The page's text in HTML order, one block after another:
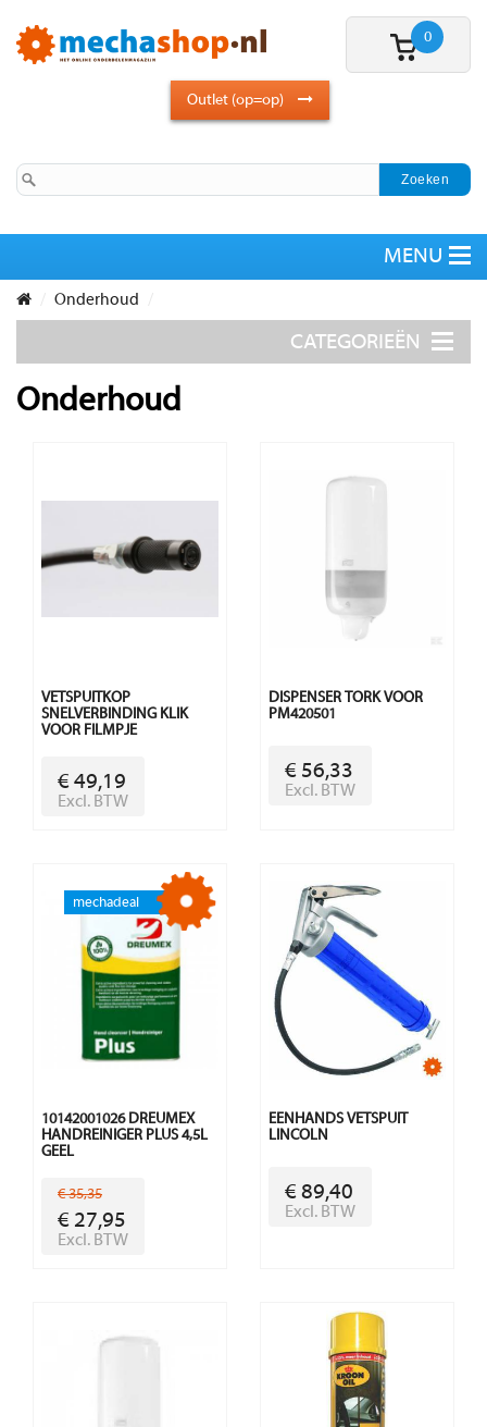
0
Outlet (op=op)
Onderhoud
Onderhoud
VETSPUITKOP
SNELVERBINDING KLIK
VOOR FILMPJE
€ 49,19
Excl. BTW
DISPENSER TORK VOOR
PM420501
€ 56,33
Excl. BTW
10142001026 DREUMEX
HANDREINIGER PLUS 4,5L
GEEL
€ 35,35
€ 27,95
Excl. BTW
EENHANDS VETSPUIT
LINCOLN
€ 89,40
Excl. BTW